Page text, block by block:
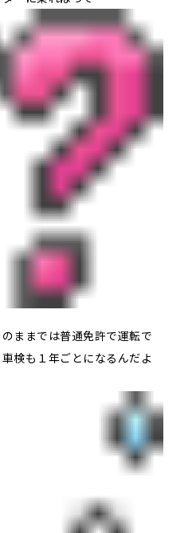
ままでは普通免許で運転で
検も１年ごとになるんだよ